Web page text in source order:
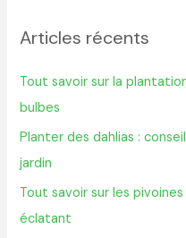
e
e
r
:
Articles récents
Tout savoir sur la
bulbes
Planter des dahlias :
jardin
Tout savoir sur les
éclatant